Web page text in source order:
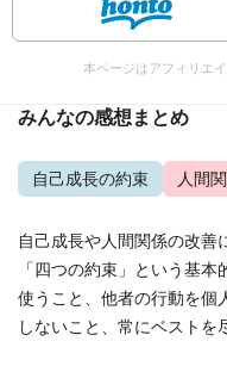
本ページはアフィリエ
みんなの感想まとめ
自己成長の約束 人間
自己成長や人間関係の改善
「四つの約束」という基
使うこと、他者の行動を個
しないこと、常にベストを